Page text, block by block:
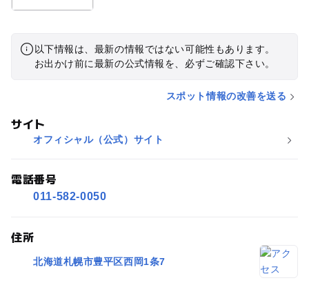
以下情報は、最新の情報ではない可能性もあります。
お出かけ前に最新の公式情報を、必ずご確認下さい。
スポット情報の改善を送る
サイト
オフィシャル（公式）サイト
電話番号
011-582-0050
住所
北海道札幌市豊平区西岡1条7